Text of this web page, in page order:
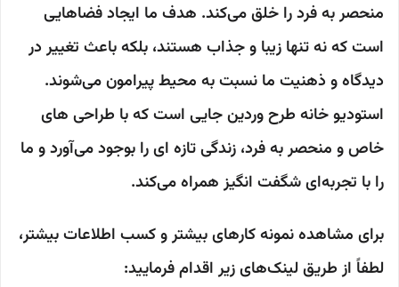
منحصر به فرد را خلق می‌کند. هدف ما ایجاد فضاهایی
است که نه تنها زیبا و جذاب هستند، بلکه باعث تغییر در
دیدگاه و ذهنیت ما نسبت به محیط پیرامون می‌شوند.
استودیو خانه طرح وردین جایی است که با طراحی های
خاص و منحصر به فرد، زندگی تازه ای را بوجود می‌آورد و ما
را با تجربه‌ای شگفت انگیز همراه می‌کند.
برای مشاهده نمونه کارهای بیشتر و کسب اطلاعات بیشتر،
لطفاً از طریق لینک‌های زیر اقدام فرمایید: